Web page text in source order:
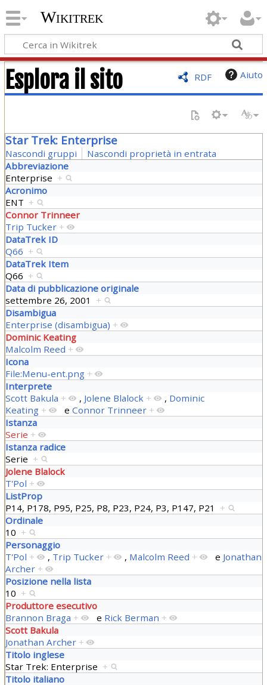
Wikitrek
RDF Aiuto
Esplora il sito
Star Trek: Enterprise
Nascondi gruppi
Nascondi proprietà in entrata
Abbreviazione
Enterprise +
Acronimo
ENT +
Connor Trinneer
Trip Tucker +
DataTrek ID
Q66 +
DataTrek Item
Q66 +
Data di pubblicazione originale
settembre 26, 2001 +
Disambigua
Enterprise (disambigua) +
Dominic Keating
Malcolm Reed +
Icona
File:Menu-ent.png +
Interprete
Scott Bakula + , Jolene Blalock + , Dominic
Keating + e Connor Trinneer +
Istanza
Serie +
Istanza radice
Serie +
Jolene Blalock
T'Pol +
ListProp
P14, P178, P95, P25, P8, P23, P24, P3, P147, P21 +
Ordinale
10 +
Personaggio
T'Pol + , Trip Tucker + , Malcolm Reed + e Jonathan
Archer +
Posizione nella lista
10 +
Produttore esecutivo
Brannon Braga + e Rick Berman +
Scott Bakula
Jonathan Archer +
Titolo inglese
Star Trek: Enterprise +
Titolo italiano